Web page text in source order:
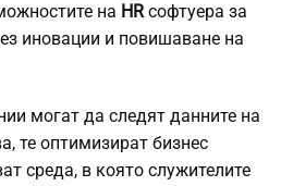
на HRсофтуера за
иновации и повишаване на
могат да следят данните на
те оптимизират бизнес
среда, в която служителите